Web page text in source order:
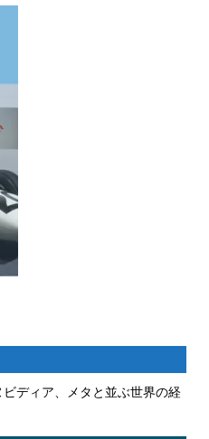
ディア、メタと並ぶ世界の経